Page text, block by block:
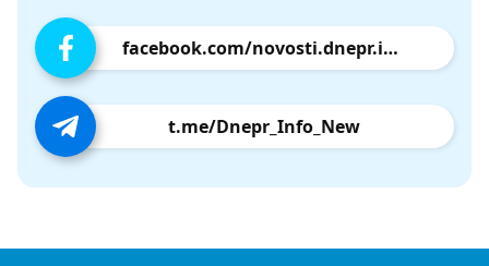
facebook.com/novosti.dnepr.info
t.me/Dnepr_Info_New